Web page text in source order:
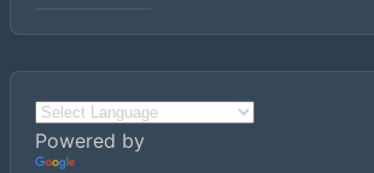
Powered by